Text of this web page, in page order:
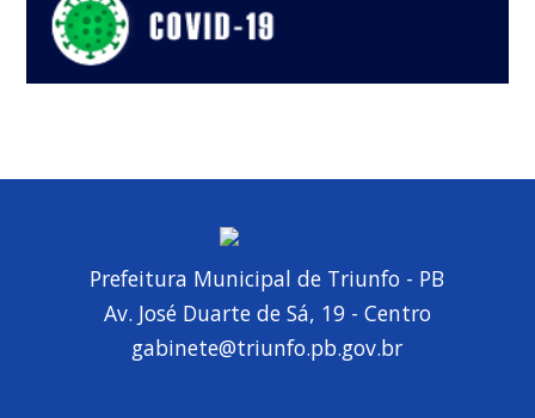
Prefeitura Municipal de Triunfo - PB
Av. José Duarte de Sá, 19 - Centro
gabinete@triunfo.pb.gov.br